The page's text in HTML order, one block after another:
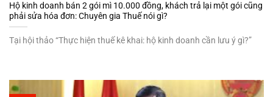
Hộ kinh doanh bán 2 gói mì 10.000 đồng, khách trả lại một gói cũng
phải sửa hóa đơn: Chuyên gia Thuế nói gì?
Tại hội thảo “Thực hiện thuế kê khai: hộ kinh doanh cần lưu ý gì?”